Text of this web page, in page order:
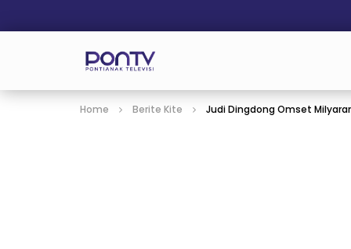
Home Berite Kite Judi Dingdong Omset